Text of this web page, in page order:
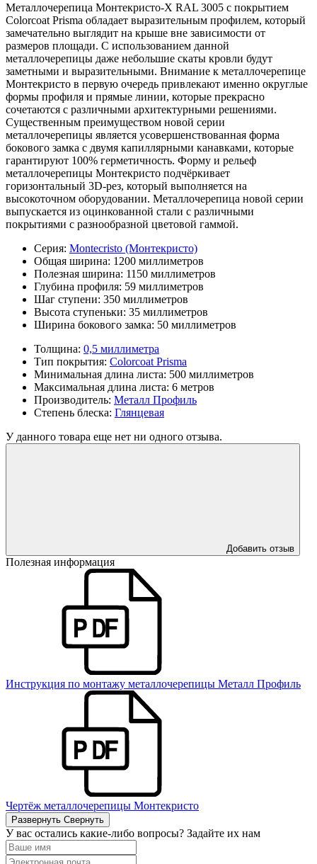
Металлочерепица Монтекристо-X RAL 3005 с покрытием
Colorcoat Prisma обладает выразительным профилем, который
замечательно выглядит на крыше вне зависимости от
размеров площади. С использованием данной
металлочерепицы даже небольшие скаты кровли будут
заметными и выразительными. Внимание к металлочерепице
Монтекристо в первую очередь привлекают именно округлые
формы профиля и прямые линии, которые прекрасно
сочетаются с различными архитектурными решениями.
Существенным преимуществом новой серии
металлочерепицы является усовершенствованная форма
бокового замка с двумя капиллярными канавками, которые
гарантируют 100% герметичность. Форму и рельеф
металлочерепицы Монтекристо подчёркивает
горизонтальный 3D-рез, который выполняется на
высокоточном оборудовании. Металлочерепица новой серии
выпускается из оцинкованной стали с различными
покрытиями с разнообразной цветовой гаммой.
Серия: Montecristo (Монтекристо)
Общая ширина: 1200 миллиметров
Полезная ширина: 1150 миллиметров
Глубина профиля: 59 миллиметров
Шаг ступени: 350 миллиметров
Высота ступеньки: 35 миллиметров
Ширина бокового замка: 50 миллиметров
Толщина: 0,5 миллиметра
Тип покрытия: Colorcoat Prisma
Минимальная длина листа: 500 миллиметров
Максимальная длина листа: 6 метров
Производитель: Металл Профиль
Степень блеска: Глянцевая
У данного товара еще нет ни одного отзыва.
Добавить отзыв
Полезная информация
Инструкция по монтажу металлочерепицы Металл Профиль
Чертёж металлочерепицы Монтекристо
Развернуть Свернуть
У вас остались какие-либо вопросы? Задайте их нам